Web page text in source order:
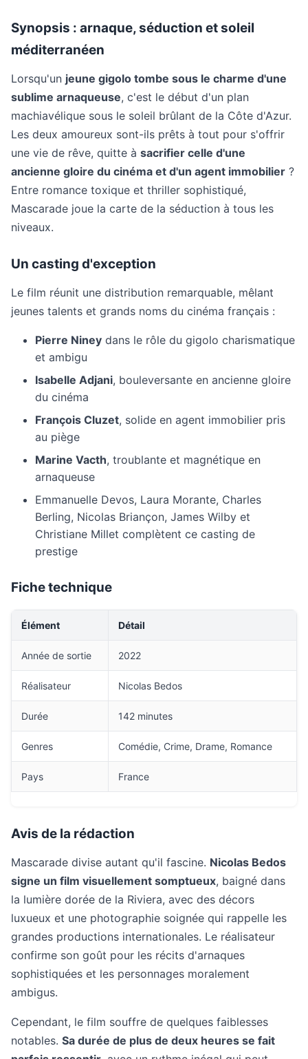
Synopsis : arnaque, séduction et soleil
méditerranéen
Lorsqu'un jeune gigolo tombe sous le charme d'une
sublime arnaqueuse, c'est le début d'un plan
machiavélique sous le soleil brûlant de la Côte d'Azur.
Les deux amoureux sont-ils prêts à tout pour s'offrir
une vie de rêve, quitte à sacrifier celle d'une
ancienne gloire du cinéma et d'un agent immobilier ?
Entre romance toxique et thriller sophistiqué,
Mascarade joue la carte de la séduction à tous les
niveaux.
Un casting d'exception
Le film réunit une distribution remarquable, mêlant
jeunes talents et grands noms du cinéma français :
Pierre Niney dans le rôle du gigolo charismatique
et ambigu
Isabelle Adjani, bouleversante en ancienne gloire
du cinéma
François Cluzet, solide en agent immobilier pris
au piège
Marine Vacth, troublante et magnétique en
arnaqueuse
Emmanuelle Devos, Laura Morante, Charles
Berling, Nicolas Briançon, James Wilby et
Christiane Millet complètent ce casting de
prestige
Fiche technique
Élément Détail
Année de sortie 2022
Réalisateur Nicolas Bedos
Durée 142 minutes
Genres Comédie, Crime, Drame, Romance
Pays France
Avis de la rédaction
Mascarade divise autant qu'il fascine. Nicolas Bedos
signe un film visuellement somptueux, baigné dans
la lumière dorée de la Riviera, avec des décors
luxueux et une photographie soignée qui rappelle les
grandes productions internationales. Le réalisateur
confirme son goût pour les récits d'arnaques
sophistiquées et les personnages moralement
ambigus.
Cependant, le film souffre de quelques faiblesses
notables. Sa durée de plus de deux heures se fait